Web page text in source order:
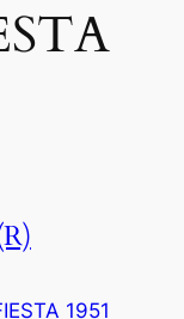
1951